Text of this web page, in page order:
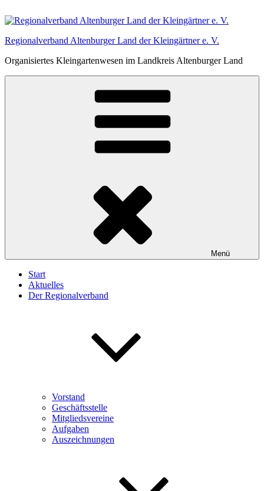
Inhalt
Regionalverband Altenburger Land der Kleingärtner e. V.
Organisiertes Kleingartenwesen im Landkreis Altenburger Land
Menü
Start
Aktuelles
Der Regionalverband
Vorstand
Geschäftsstelle
Mitgliedsvereine
Aufgaben
Auszeichnungen